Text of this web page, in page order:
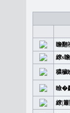
瞻
繚s
穠穢
瞼�
繚|